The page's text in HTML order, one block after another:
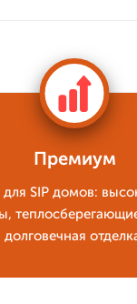
Премиум
SIP домов:
долговечная